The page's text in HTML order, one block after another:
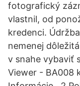
fotografický
vlastnil, od
kredenci.
nemenej
v snahe vybaviť
Viewer - BA008